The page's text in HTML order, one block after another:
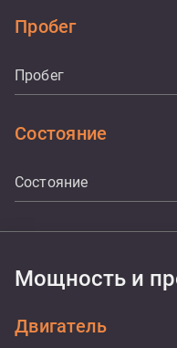
Пробег
Пробег
Состояние
Состояние
Мощность и
Двигатель